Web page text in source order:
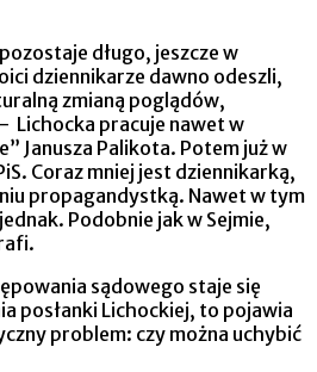
długo, jeszcze w
dziennikarze dawno odeszli,
zmianą poglądów,
Lichocka pracuje nawet w
Janusza Palikota. Potem już w
Coraz mniej jest dziennikarką,
propagandystką. Nawet w tym
Podobnie jak w Sejmie,
sądowego staje się
posłanki Lichockiej, to pojawia
problem: czy można uchybić